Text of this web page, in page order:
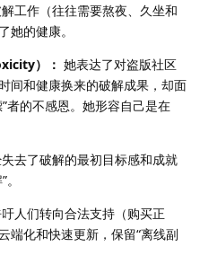
工作（往往需要熬夜、久坐和
她的健康。
）： 她表达了对盗版社区
间和健康换来的破解成果，却面
者的不感恩。她形容自己是在
去了破解的最初目标感和成就
人们转向合法支持（购买正
端化和快速更新，保留“离线副